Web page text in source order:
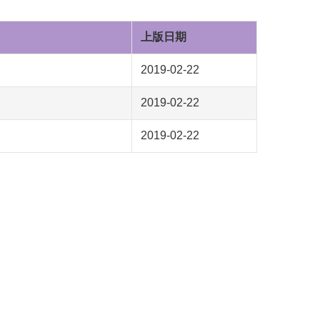
上版日期
2019-02-22
2019-02-22
2019-02-22